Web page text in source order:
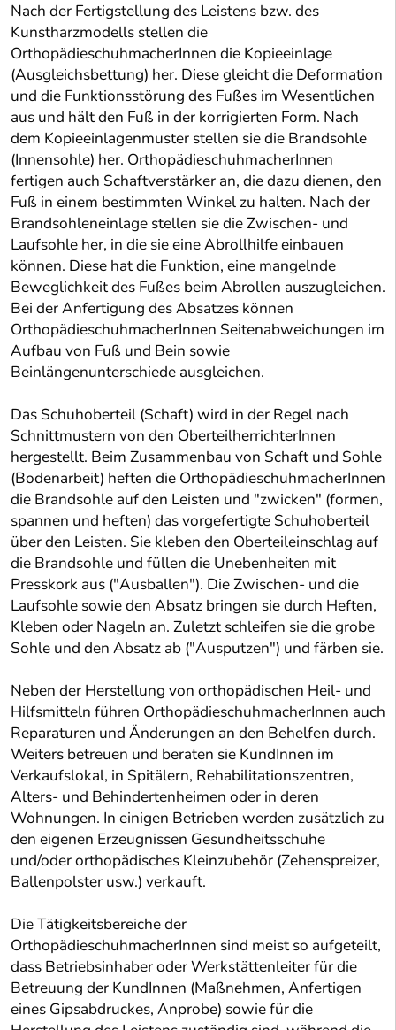
Nach der Fertigstellung des Leistens bzw. des
Kunstharzmodells stellen die
OrthopädieschuhmacherInnen die Kopieeinlage
(Ausgleichsbettung) her. Diese gleicht die Deformation
und die Funktionsstörung des Fußes im Wesentlichen
aus und hält den Fuß in der korrigierten Form. Nach
dem Kopieeinlagenmuster stellen sie die Brandsohle
(Innensohle) her. OrthopädieschuhmacherInnen
fertigen auch Schaftverstärker an, die dazu dienen, den
Fuß in einem bestimmten Winkel zu halten. Nach der
Brandsohleneinlage stellen sie die Zwischen- und
Laufsohle her, in die sie eine Abrollhilfe einbauen
können. Diese hat die Funktion, eine mangelnde
Beweglichkeit des Fußes beim Abrollen auszugleichen.
Bei der Anfertigung des Absatzes können
OrthopädieschuhmacherInnen Seitenabweichungen im
Aufbau von Fuß und Bein sowie
Beinlängenunterschiede ausgleichen.
Das Schuhoberteil (Schaft) wird in der Regel nach
Schnittmustern von den OberteilherrichterInnen
hergestellt. Beim Zusammenbau von Schaft und Sohle
(Bodenarbeit) heften die OrthopädieschuhmacherInnen
die Brandsohle auf den Leisten und "zwicken" (formen,
spannen und heften) das vorgefertigte Schuhoberteil
über den Leisten. Sie kleben den Oberteileinschlag auf
die Brandsohle und füllen die Unebenheiten mit
Presskork aus ("Ausballen"). Die Zwischen- und die
Laufsohle sowie den Absatz bringen sie durch Heften,
Kleben oder Nageln an. Zuletzt schleifen sie die grobe
Sohle und den Absatz ab ("Ausputzen") und färben sie.
Neben der Herstellung von orthopädischen Heil- und
Hilfsmitteln führen OrthopädieschuhmacherInnen auch
Reparaturen und Änderungen an den Behelfen durch.
Weiters betreuen und beraten sie KundInnen im
Verkaufslokal, in Spitälern, Rehabilitationszentren,
Alters- und Behindertenheimen oder in deren
Wohnungen. In einigen Betrieben werden zusätzlich zu
den eigenen Erzeugnissen Gesundheitsschuhe
und/oder orthopädisches Kleinzubehör (Zehenspreizer,
Ballenpolster usw.) verkauft.
Die Tätigkeitsbereiche der
OrthopädieschuhmacherInnen sind meist so aufgeteilt,
dass Betriebsinhaber oder Werkstättenleiter für die
Betreuung der KundInnen (Maßnehmen, Anfertigen
eines Gipsabdruckes, Anprobe) sowie für die